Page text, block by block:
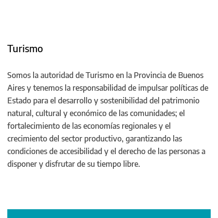
Turismo
Somos la autoridad de Turismo en la Provincia de Buenos
Aires y tenemos la responsabilidad de impulsar políticas de
Estado para el desarrollo y sostenibilidad del patrimonio
natural, cultural y económico de las comunidades; el
fortalecimiento de las economías regionales y el
crecimiento del sector productivo, garantizando las
condiciones de accesibilidad y el derecho de las personas a
disponer y disfrutar de su tiempo libre.